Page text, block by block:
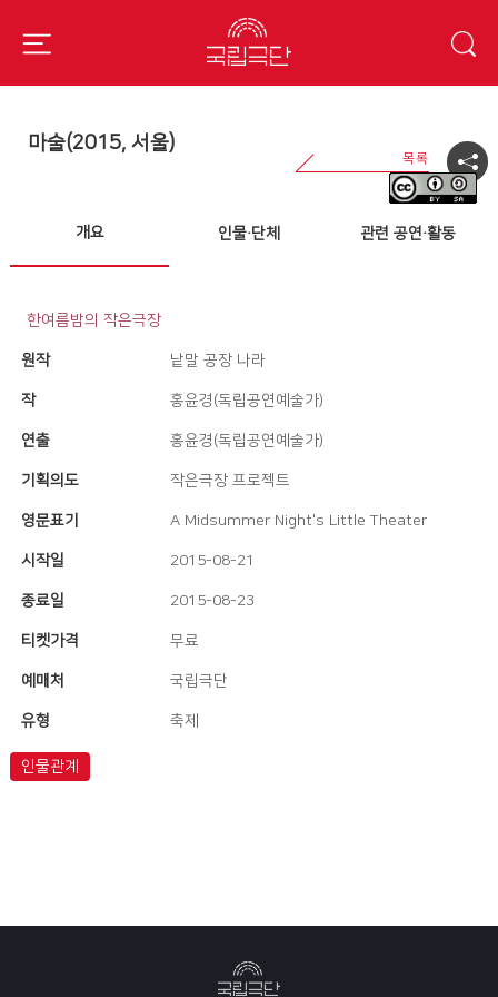
마술(2015, 서울)
개요 인물·단체 관련 공연·활동
한여름밤의 작은극장
원작 낱말 공장 나라
작 홍윤경(독립공연예술가)
연출 홍윤경(독립공연예술가)
기획의도 작은극장 프로젝트
영문표기 A Midsummer Night's Little Theater
시작일 2015-08-21
종료일 2015-08-23
티켓가격 무료
예매처 국립극단
유형 축제
인물관계